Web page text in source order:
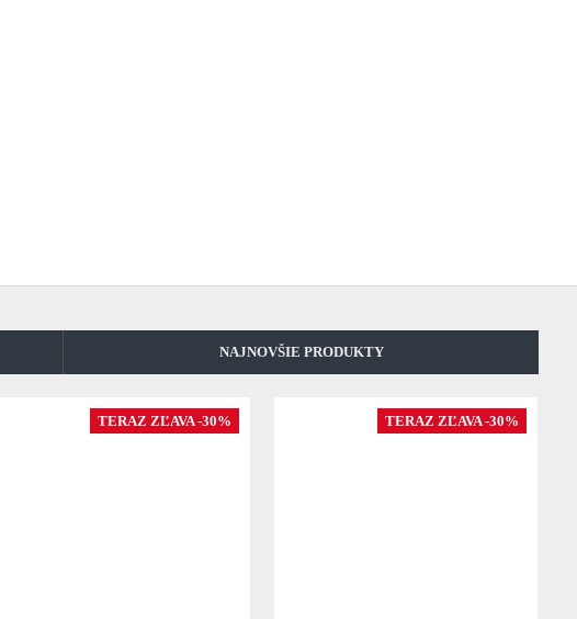
NAJNOVŠIE PRODUKTY
TERAZ ZĽAVA -30% TERAZ ZĽAVA -30%